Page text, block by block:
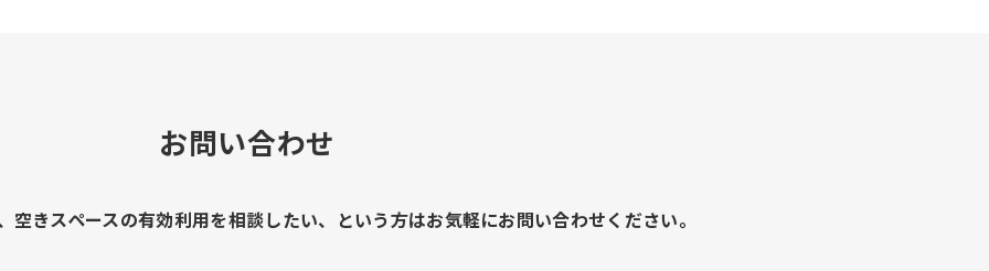
お問い合わせ
空きスペースの有効利用を相談したい、という方はお気軽にお問い合わせください。